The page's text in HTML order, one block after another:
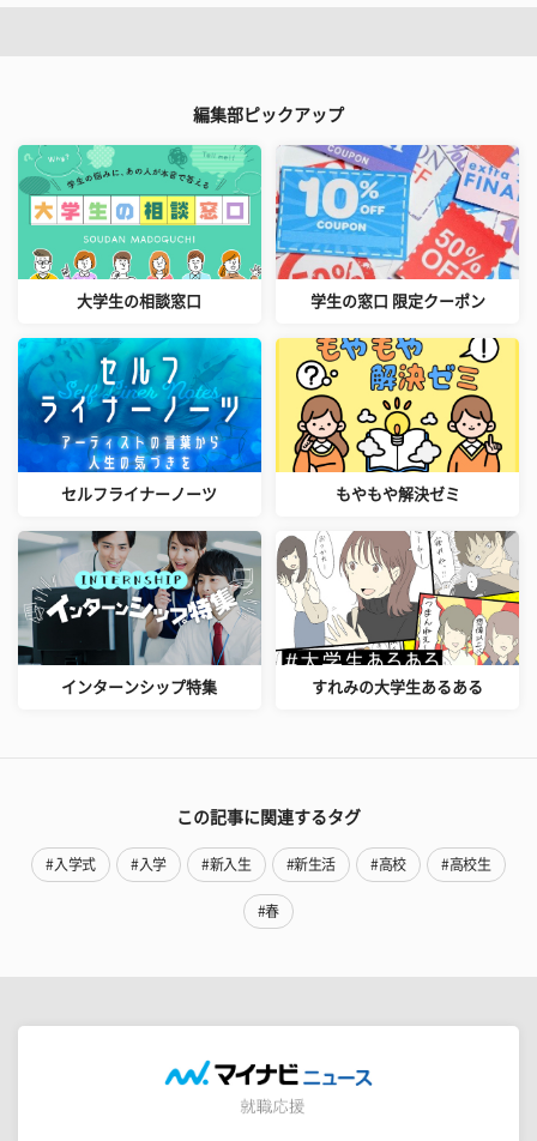
編集部ピックアップ
大学生の相談窓口 学生の窓口 限定クーポン
セルフライナーノーツ もやもや解決ゼミ
インターンシップ特集 すれみの大学生あるある
この記事に関連するタグ
#入学式 #入学 #新入生 #新生活 #高校 #高校生
#春